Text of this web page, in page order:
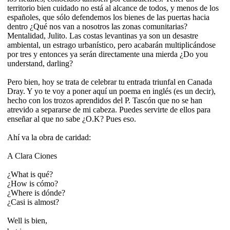
territorio bien cuidado no está al alcance de todos, y menos de los
españoles, que sólo defendemos los bienes de las puertas hacia
dentro ¿Qué nos van a nosotros las zonas comunitarias?
Mentalidad, Julito. Las costas levantinas ya son un desastre
ambiental, un estrago urbanístico, pero acabarán multiplicándose
por tres y entonces ya serán directamente una mierda ¿Do you
understand, darling?
Pero bien, hoy se trata de celebrar tu entrada triunfal en Canada
Dray. Y yo te voy a poner aquí un poema en inglés (es un decir),
hecho con los trozos aprendidos del P. Tascón que no se han
atrevido a separarse de mi cabeza. Puedes servirte de ellos para
enseñar al que no sabe ¿O.K? Pues eso.
Ahí va la obra de caridad:
A Clara Ciones
¿What is qué?
¿How is cómo?
¿Where is dónde?
¿Casi is almost?
Well is bien,